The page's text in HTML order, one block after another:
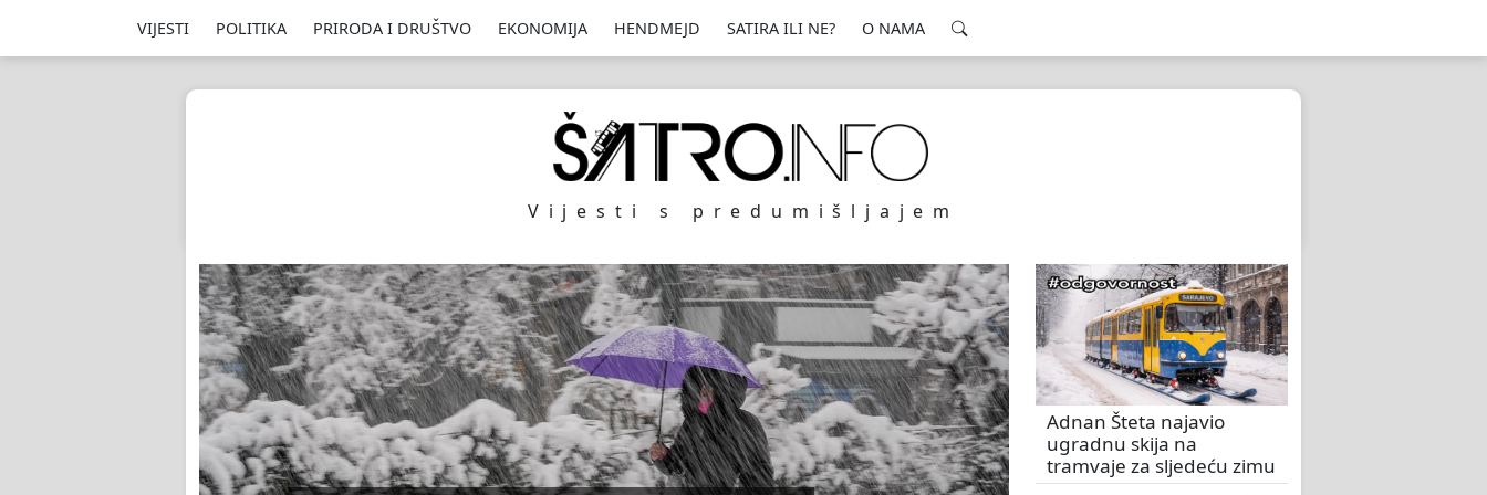
VIJESTI POLITIKA PRIRODA I DRUŠTVO EKONOMIJA HENDMEJD SATIRA ILI NE? O NAMA
Vijesti s predumišljajem
Adnan Šteta najavio
ugradnu skija na
tramvaje za sljedeću zimu